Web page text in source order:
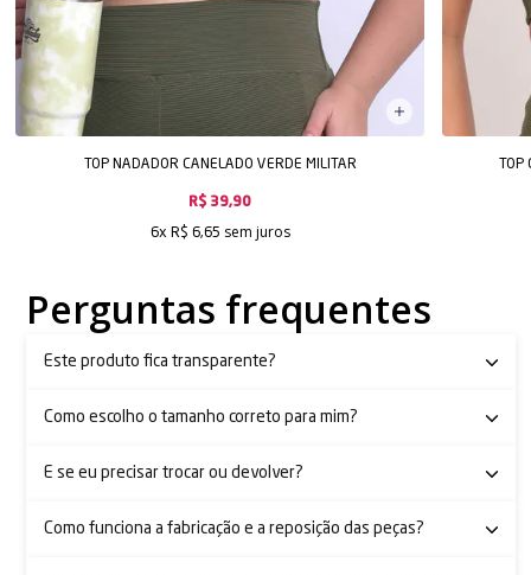
TOP NADADOR CANELADO VERDE MILITAR
R$ 39,90
6x R$ 6,65 sem juros
Perguntas frequentes
Este produto fica transparente?
Como escolho o tamanho correto para mim?
E se eu precisar trocar ou devolver?
Como funciona a fabricação e a reposição das peças?